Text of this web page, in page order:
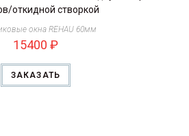
откидной створкой
окна REHAU 60мм
15400 ₽
ЗАКАЗАТЬ